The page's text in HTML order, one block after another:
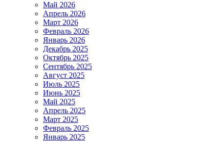
Май 2026
Апрель 2026
Март 2026
Февраль 2026
Январь 2026
Декабрь 2025
Октябрь 2025
Сентябрь 2025
Август 2025
Июль 2025
Июнь 2025
Май 2025
Апрель 2025
Март 2025
Февраль 2025
Январь 2025